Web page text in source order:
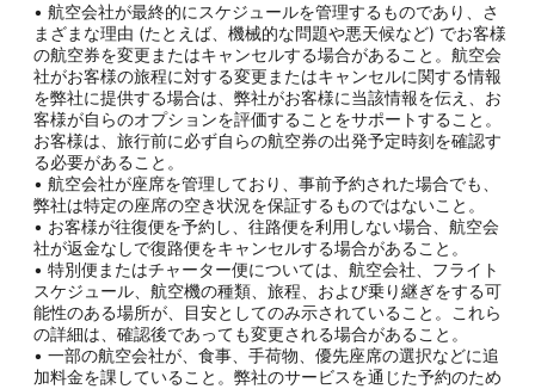
• 航空会社が最終的にスケジュールを管理するものであり、さ
まざまな理由 (たとえば、機械的な問題や悪天候など) でお客様
の航空券を変更またはキャンセルする場合があること。航空会
社がお客様の旅程に対する変更またはキャンセルに関する情報
を弊社に提供する場合は、弊社がお客様に当該情報を伝え、お
客様が自らのオプションを評価することをサポートすること。
お客様は、旅行前に必ず自らの航空券の出発予定時刻を確認す
る必要があること。
• 航空会社が座席を管理しており、事前予約された場合でも、
弊社は特定の座席の空き状況を保証するものではないこと。
• お客様が往復便を予約し、往路便を利用しない場合、航空会
社が返金なしで復路便をキャンセルする場合があること。
• 特別便またはチャーター便については、航空会社、フライト
スケジュール、航空機の種類、旅程、および乗り継ぎをする可
能性のある場所が、目安としてのみ示されていること。これら
の詳細は、確認後であっても変更される場合があること。
• 一部の航空会社が、食事、手荷物、優先座席の選択などに追
加料金を課していること。弊社のサービスを通じた予約のため